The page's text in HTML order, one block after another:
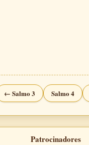
← Salmo 3 Salmo 4
Patrocinadores